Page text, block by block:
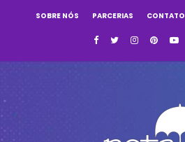
SOBRE NÓS PARCERIAS CONTATO